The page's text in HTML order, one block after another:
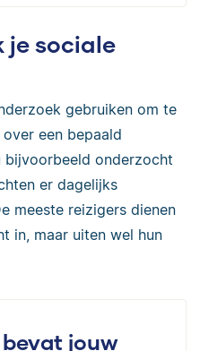
je sociale
gebruiken om te
een bepaald
onderzocht
er dagelijks
meeste reizigers dienen
in, maar uiten wel hun
jouw